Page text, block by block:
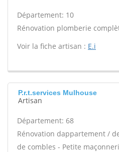
Département: 10
Rénovation plomberie
Voir la fiche artisan : E.i
P.r.t.services Mulhouse
Artisan
Département: 68
Rénovation dappartement /
de combles - Petite